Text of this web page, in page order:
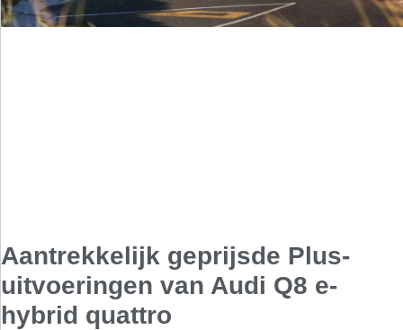
Aantrekkelijk geprijsde Plus-
uitvoeringen van Audi Q8 e-
hybrid quattro